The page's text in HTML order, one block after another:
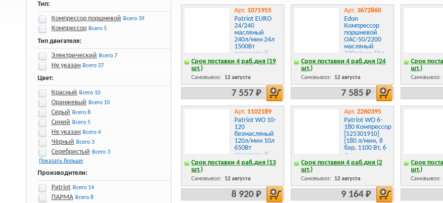
Тип:
Компрессор поршневой Всего 39
Компрессор Всего 5
Тип двигателя:
Электрический Всего 7
Не указан Всего 37
Цвет:
Красный Всего 10
Оранжевый Всего 10
Серый Всего 8
Синий Всего 5
Не указан Всего 4
Чёрный Всего 3
Серебристый Всего 3
Показать больше
Производители:
Patriot Всего 14
ПАРМА Всего 8
Арт. 1071955
Patriot EURO
24/240
масляный
240л/мин 24л
1500Вт
оранжевый
525306365
Срок поставки 4 раб.дня (19
шт.)
Самовывоз: 12 августа
7 557 Р
Арт. 3672860
Edon
Компрессор
поршневой
OAC-50/2200
масляный
320л/мин 50л
2.2Вт красный
Срок поставки 4 раб.дня (24
шт.)
Самовывоз: 12 августа
7 585 Р
Срок
шт.)
Самовывоз:
Арт. 1102189
Patriot WO 10-
120
безмасляный
120л/мин 10л
650Вт
оранжевый
(525306370)
Срок поставки 4 раб.дня (13
шт.)
Самовывоз: 12 августа
8 920 Р
Арт. 2260395
Patriot WO 6-
180 Компрессор
[525301910]
{180 л/мин, 8
бар, 1100 Вт, 6
л,
быстросъемный
Срок поставки 4 раб.дня (2
шт.)
Самовывоз: 12 августа
9 164 Р
Срок
шт.)
Самовывоз: